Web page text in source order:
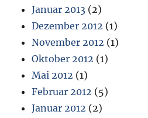
Januar 2013 (2)
Dezember 2012 (1)
November 2012 (1)
Oktober 2012 (1)
Mai 2012 (1)
Februar 2012 (5)
Januar 2012 (2)